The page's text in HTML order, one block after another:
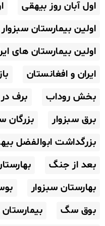
اول آبان روز بیهقی
اولین بیمارستان سبزوار
اولین بیمارستان های
ایران و افغانستان
بخش روداب
برف
برق سبزوار
بزرگان
بزرگداشت ابوالفضل
بعد از جنگ
بهارستان سبزوار
بوق سگ